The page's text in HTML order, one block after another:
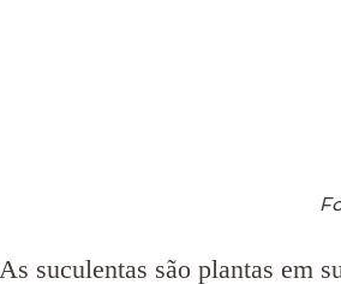
As suculentas são plantas em